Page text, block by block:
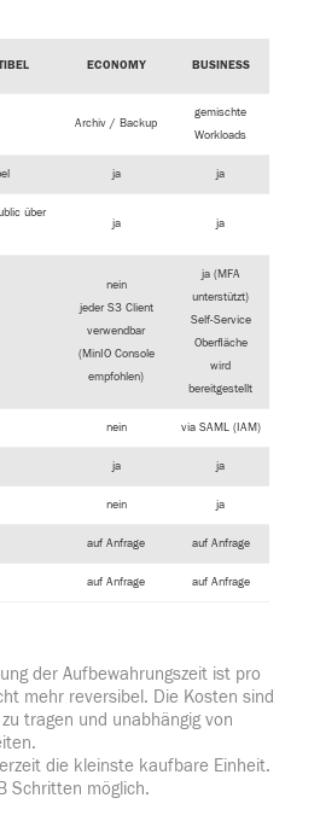
ECONOMY BUSINESS
Archiv / Backup
gemischte
Workloads
ja ja
über
ja ja
nein
jeder S3 Client
verwendbar
(MinIO Console
empfohlen)
ja (MFA
unterstützt)
Self-Service
Oberfläche
wird
bereitgestellt
nein via SAML (IAM)
ja ja
nein ja
auf Anfrage auf Anfrage
auf Anfrage auf Anfrage
der Aufbewahrungszeit ist pro
mehr reversibel. Die Kosten sind
tragen und unabhängig von
die kleinste kaufbare Einheit.
Schritten möglich.